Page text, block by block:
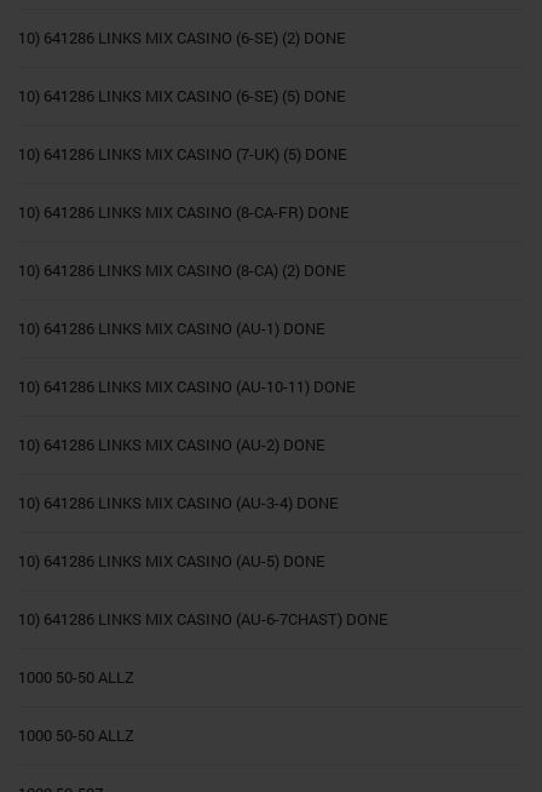
10) 641286 LINKS MIX CASINO (6-SE) (2) DONE
10) 641286 LINKS MIX CASINO (6-SE) (5) DONE
10) 641286 LINKS MIX CASINO (7-UK) (5) DONE
10) 641286 LINKS MIX CASINO (8-CA-FR) DONE
10) 641286 LINKS MIX CASINO (8-CA) (2) DONE
10) 641286 LINKS MIX CASINO (AU-1) DONE
10) 641286 LINKS MIX CASINO (AU-10-11) DONE
10) 641286 LINKS MIX CASINO (AU-2) DONE
10) 641286 LINKS MIX CASINO (AU-3-4) DONE
10) 641286 LINKS MIX CASINO (AU-5) DONE
10) 641286 LINKS MIX CASINO (AU-6-7CHAST) DONE
1000 50-50 ALLZ
1000 50-50 ALLZ